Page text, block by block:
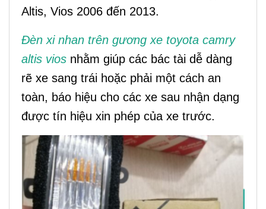
Altis, Vios 2006 đến 2013.
Đèn xi nhan trên gương xe toyota camry
altis vios nhằm giúp các bác tài dễ dàng
rẽ xe sang trái hoặc phải một cách an
toàn, báo hiệu cho các xe sau nhận dạng
được tín hiệu xin phép của xe trước.